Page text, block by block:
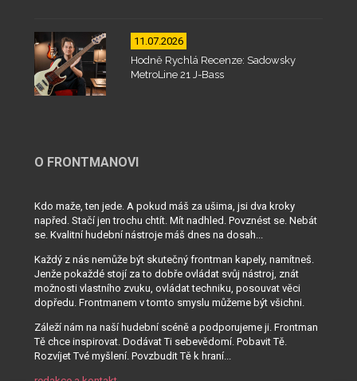
11.07.2026
Hodně Rychlá Recenze: Sadowsky
MetroLine 21 J-Bass
O FRONTMANOVI
Kdo maže, ten jede. A pokud máš za ušima, jsi dva kroky
napřed. Stačí jen trochu chtít. Mít nadhled. Povznést se. Nebát
se. Kvalitní hudební nástroje máš dnes na dosah...
Každý z nás nemůže být skutečný frontman kapely, namítneš.
Jenže pokaždé stojí za to dobře ovládat svůj nástroj, znát
možnosti vlastního zvuku, ovládat techniku, posouvat věci
dopředu. Frontmanem v tomto smyslu můžeme být všichni.
Záleží nám na naší hudební scéně a podporujeme ji. Frontman
Tě chce inspirovat. Dodávat Ti sebevědomí. Pobavit Tě.
Rozvíjet Tvé myšlení. Povzbudit Tě k hraní...